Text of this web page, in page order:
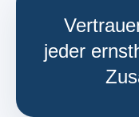
jeder